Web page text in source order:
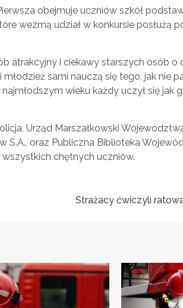
obejmuje uczniów szkół
wezmą udział w konkursie posłużą
atrakcyjny i ciekawy starszych osób o
sami nauczą się tego, jak nie
wieku każdy uczył się jak
Urząd Marszałkowski
S.A., oraz Publiczna Biblioteka
wszystkich chętnych uczniów.
Strażacy ćwiczyli